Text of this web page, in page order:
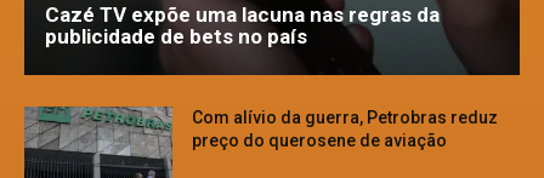
Cazé TV expõe uma lacuna nas regras da
publicidade de bets no país
Com alívio da guerra, Petrobras reduz
preço do querosene de aviação